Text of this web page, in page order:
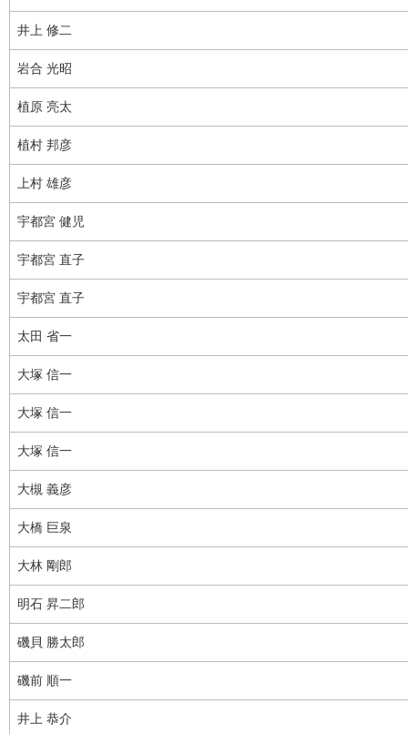
井上 修二
岩合 光昭
植原 亮太
植村 邦彦
上村 雄彦
宇都宮 健児
宇都宮 直子
宇都宮 直子
太田 省一
大塚 信一
大塚 信一
大塚 信一
大槻 義彦
大橋 巨泉
大林 剛郎
明石 昇二郎
磯貝 勝太郎
磯前 順一
井上 恭介